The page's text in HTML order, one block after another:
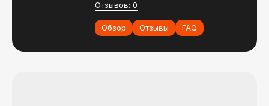
Отзывов: 0
Обзор Отзывы FAQ